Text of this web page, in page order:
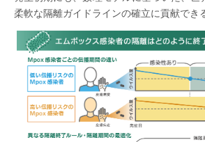
柔軟な隔離ガイドラインの確立に貢献でき